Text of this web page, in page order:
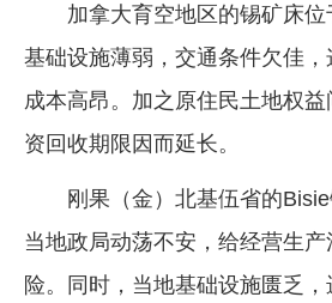
加拿大育空地区的锡矿床
基础设施薄弱，交通条件欠佳
成本高昂。加之原住民土地权
资回收期限因而延长。
刚果（金）北基伍省的
当地政局动荡不安，给经营生
险。同时，当地基础设施匮乏